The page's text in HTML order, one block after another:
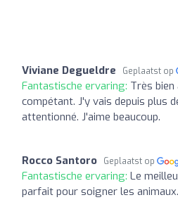
Viviane Degueldre Geplaatst op
Fantastische ervaring: Très
compétant. J'y vais depuis plus
attentionné. J'aime beaucoup.
Rocco Santoro Geplaatst op
Fantastische ervaring: Le
parfait pour soigner les